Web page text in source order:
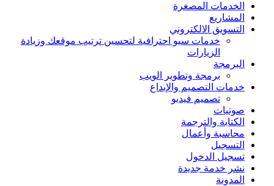
الخدمات المصغرة
المشاريع
التسويق الالكتروني
خدمات سيو احترافية لتحسين ترتيب موقعك وزيادة
الزيارات
البرمجة
برمجة وتطوير الويب
خدمات التصميم والإبداع
تصميم فيديو
صوتيات
الكتابة والترجمة
محاسبة وأعمال
التسجيل
تسجيل الدخول
نشر خدمة جديدة
المدونة